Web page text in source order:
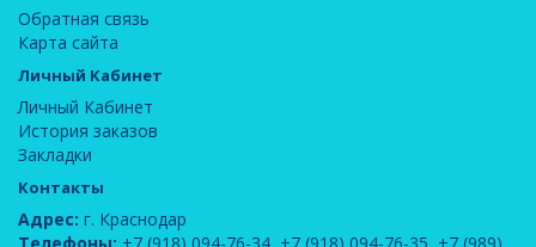
Обратная связь
Карта сайта
Личный Кабинет
Личный Кабинет
История заказов
Закладки
Контакты
Адрес: г. Краснодар